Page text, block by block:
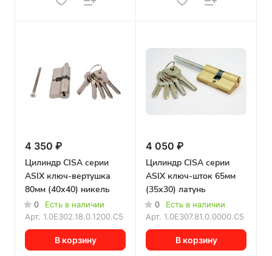
4 350 ₽
Цилиндр CISA серии
ASIX ключ-вертушка
80мм (40х40) никель
0
Есть в наличии
Арт. 1.0E302.18.0.1200.C5
В корзину
4 050 ₽
Цилиндр CISA серии
ASIX ключ-шток 65мм
(35х30) латунь
0
Есть в наличии
Арт. 1.0E307.81.0.0000.C5
В корзину